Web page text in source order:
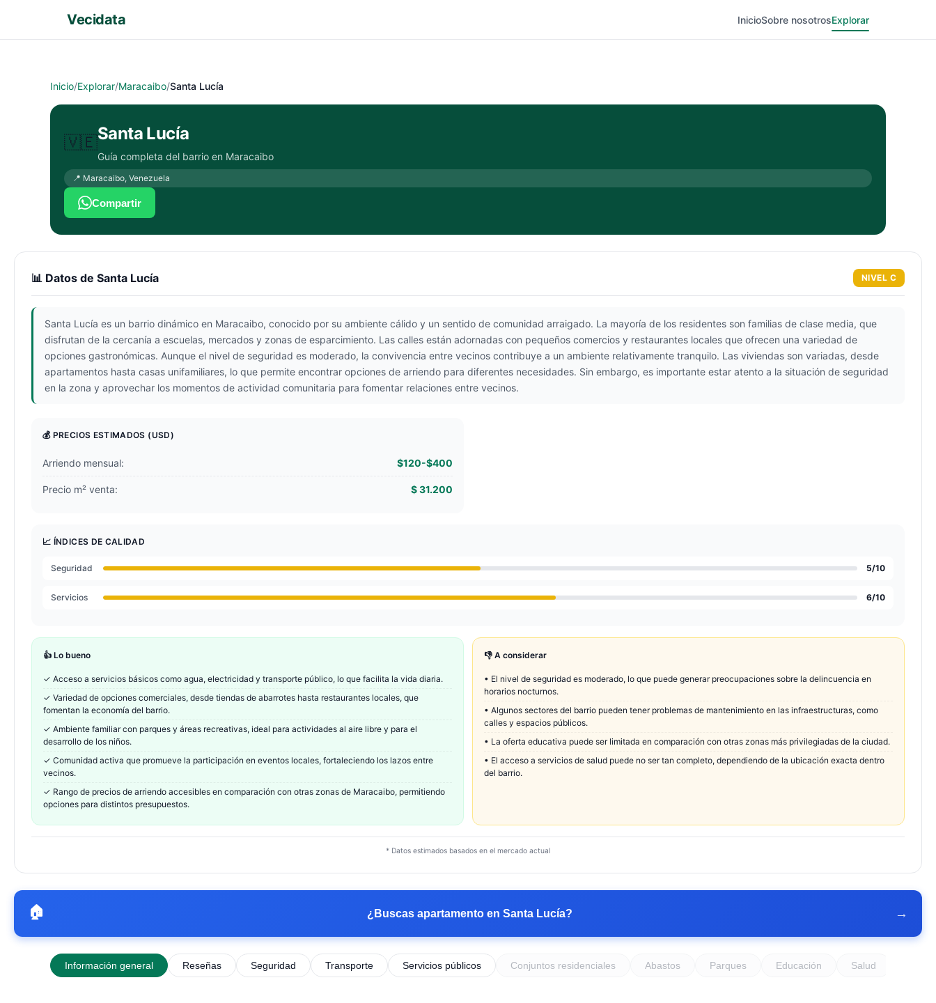
Vecidata InicioSobre nosotrosExplorar
Inicio/Explorar/Maracaibo/Santa Lucía
🇻🇪Santa Lucía
Guía completa del barrio en Maracaibo
📍 Maracaibo, Venezuela
Compartir
📊 Datos de Santa Lucía NIVEL C
Santa Lucía es un barrio dinámico en Maracaibo, conocido por su ambiente cálido y un sentido de comunidad arraigado. La mayoría de los residentes son familias de clase media, que
disfrutan de la cercanía a escuelas, mercados y zonas de esparcimiento. Las calles están adornadas con pequeños comercios y restaurantes locales que ofrecen una variedad de
opciones gastronómicas. Aunque el nivel de seguridad es moderado, la convivencia entre vecinos contribuye a un ambiente relativamente tranquilo. Las viviendas son variadas, desde
apartamentos hasta casas unifamiliares, lo que permite encontrar opciones de arriendo para diferentes necesidades. Sin embargo, es importante estar atento a la situación de seguridad
en la zona y aprovechar los momentos de actividad comunitaria para fomentar relaciones entre vecinos.
💰 PRECIOS ESTIMADOS (USD)
Arriendo mensual: $120-$400
Precio m² venta: $ 31.200
📈 ÍNDICES DE CALIDAD
Seguridad 5/10
Servicios 6/10
👍 Lo bueno
✓ Acceso a servicios básicos como agua, electricidad y transporte público, lo que facilita la vida diaria.
✓ Variedad de opciones comerciales, desde tiendas de abarrotes hasta restaurantes locales, que
fomentan la economía del barrio.
✓ Ambiente familiar con parques y áreas recreativas, ideal para actividades al aire libre y para el
desarrollo de los niños.
✓ Comunidad activa que promueve la participación en eventos locales, fortaleciendo los lazos entre
vecinos.
✓ Rango de precios de arriendo accesibles en comparación con otras zonas de Maracaibo, permitiendo
opciones para distintos presupuestos.
👎 A considerar
• El nivel de seguridad es moderado, lo que puede generar preocupaciones sobre la delincuencia en
horarios nocturnos.
• Algunos sectores del barrio pueden tener problemas de mantenimiento en las infraestructuras, como
calles y espacios públicos.
• La oferta educativa puede ser limitada en comparación con otras zonas más privilegiadas de la ciudad.
• El acceso a servicios de salud puede no ser tan completo, dependiendo de la ubicación exacta dentro
del barrio.
* Datos estimados basados en el mercado actual
🏠 ¿Buscas apartamento en Santa Lucía? →
Información general Reseñas Seguridad Transporte Servicios públicos Conjuntos residenciales Abastos Parques Educación Salud